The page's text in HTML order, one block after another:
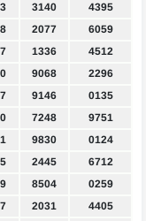
3140
4395
2077
6059
1336
4512
9068
2296
9146
0135
7248
9751
9830
0124
2445
6712
8504
0259
2031
4405